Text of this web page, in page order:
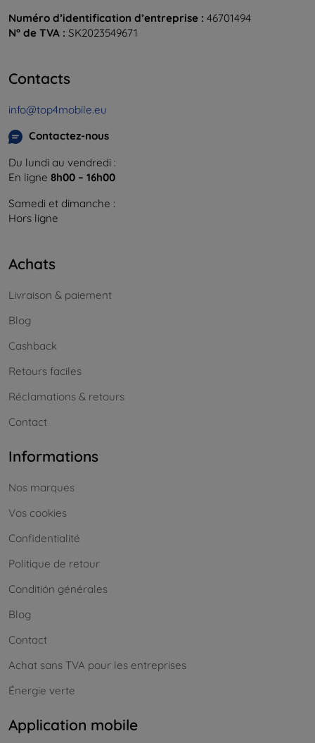
Numéro d’identification d’entreprise : 46701494
N° de TVA : SK2023549671
Contacts
info@top4mobile.eu
Contactez-nous
Du lundi au vendredi :
En ligne 8h00 – 16h00
Samedi et dimanche :
Hors ligne
Achats
Livraison & paiement
Blog
Cashback
Retours faciles
Réclamations & retours
Contact
Informations
Nos marques
Vos cookies
Confidentialité
Politique de retour
Conditión générales
Blog
Contact
Achat sans TVA pour les entreprises
Énergie verte
Application mobile